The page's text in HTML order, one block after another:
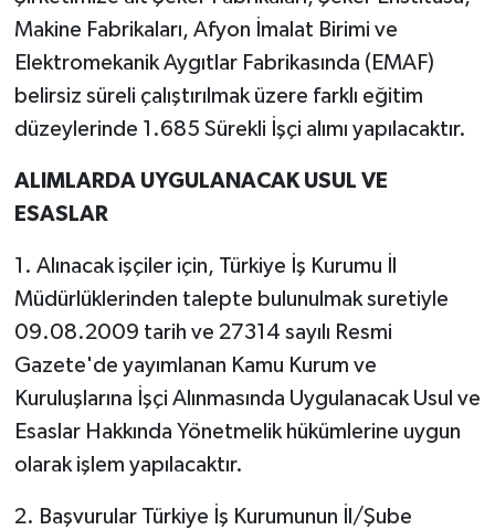
Makine Fabrikaları, Afyon İmalat Birimi ve
Elektromekanik Aygıtlar Fabrikasında (EMAF)
belirsiz süreli çalıştırılmak üzere farklı eğitim
düzeylerinde 1.685 Sürekli İşçi alımı yapılacaktır.
ALIMLARDA UYGULANACAK USUL VE
ESASLAR
1. Alınacak işçiler için, Türkiye İş Kurumu İl
Müdürlüklerinden talepte bulunulmak suretiyle
09.08.2009 tarih ve 27314 sayılı Resmi
Gazete'de yayımlanan Kamu Kurum ve
Kuruluşlarına İşçi Alınmasında Uygulanacak Usul ve
Esaslar Hakkında Yönetmelik hükümlerine uygun
olarak işlem yapılacaktır.
2. Başvurular Türkiye İş Kurumunun İl/Şube